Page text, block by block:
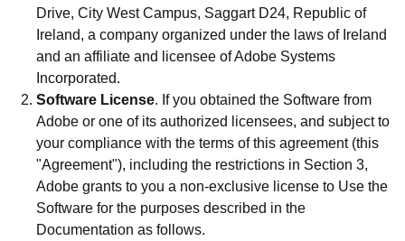
Drive, City West Campus, Saggart D24, Republic of
Ireland, a company organized under the laws of Ireland
and an affiliate and licensee of Adobe Systems
Incorporated.
Software License. If you obtained the Software from
Adobe or one of its authorized licensees, and subject to
your compliance with the terms of this agreement (this
"Agreement"), including the restrictions in Section 3,
Adobe grants to you a non-exclusive license to Use the
Software for the purposes described in the
Documentation as follows.